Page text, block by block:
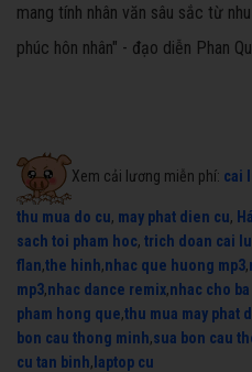
mang tính nhân văn sâu sắc từ
phúc hôn nhân" - đạo diễn Phan
Xem cải lương miễn phí: cai
thu mua do cu, may phat dien cu,
sach toi pham hoc, trich doan cai
flan,the hinh,nhac que huong mp3,
mp3,nhac dance remix,nhac cho ba
pham hong que,thu mua may phat
bon cau thong minh,sua bon cau
cu tan binh,laptop cu